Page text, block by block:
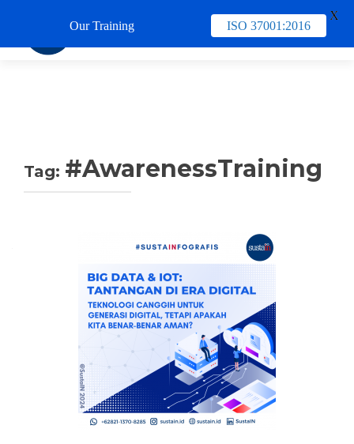
Tag: #AwarenessTraining
Our Training ISO 37001:2016
X